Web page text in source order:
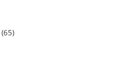
(65)